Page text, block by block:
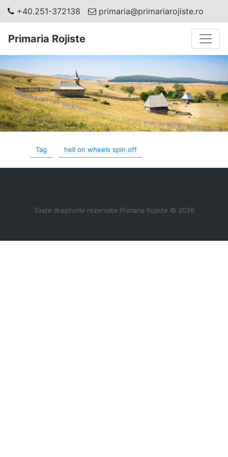
+40.251-372138 primaria@primariarojiste.ro
Primaria Rojiste
Tag hell on wheels spin off
Toate drepturile rezervate Primaria Rojiste © 2026